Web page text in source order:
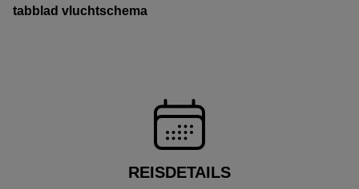
tabblad vluchtschema
REISDETAILS